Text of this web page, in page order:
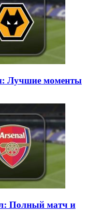
Лучшие моменты
Полный матч и